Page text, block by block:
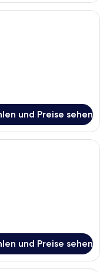
mit Bett,
und Preise sehen
mit zwei Betten,
und Preise sehen